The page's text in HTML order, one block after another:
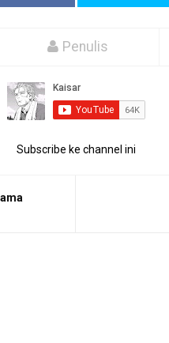
Penulis
Subscribe ke channel ini